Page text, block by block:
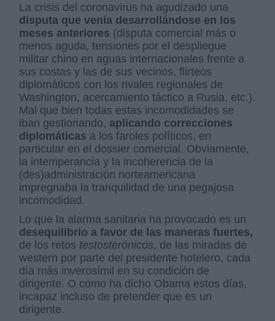
La crisis del coronavirus ha agudizado una
disputa que venía desarrollándose en los
meses anteriores (disputa comercial más o
menos aguda, tensiones por el despliegue
militar chino en aguas internacionales frente a
sus costas y las de sus vecinos, flirteos
diplomáticos con los rivales regionales de
Washington, acercamiento táctico a Rusia, etc.).
Mal que bien todas estas incomodidades se
iban gestionando, aplicando correcciones
diplomáticas a los faroles políticos, en
particular en el dossier comercial. Obviamente,
la intemperancia y la incoherencia de la
(des)administración norteamericana
impregnaba la tranquilidad de una pegajosa
incomodidad.
Lo que la alarma sanitaria ha provocado es un
desequilibrio a favor de las maneras fuertes,
de los retos testosterónicos, de las miradas de
western por parte del presidente hotelero, cada
día más inverosímil en su condición de
dirigente. O como ha dicho Obama estos días,
incapaz incluso de pretender que es un
dirigente.